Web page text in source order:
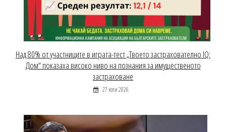
Над 80% от участниците в играта-тест „Твоето застрахователно IQ:
Дом“ показаха високо ниво на познания за имущественото
застраховане
27 юли 2026